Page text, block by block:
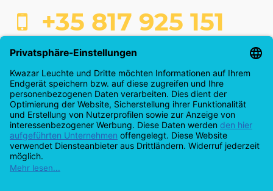
+35 817 925 151
Kaufabwicklung
Info & Servicecenter
Anmeldung